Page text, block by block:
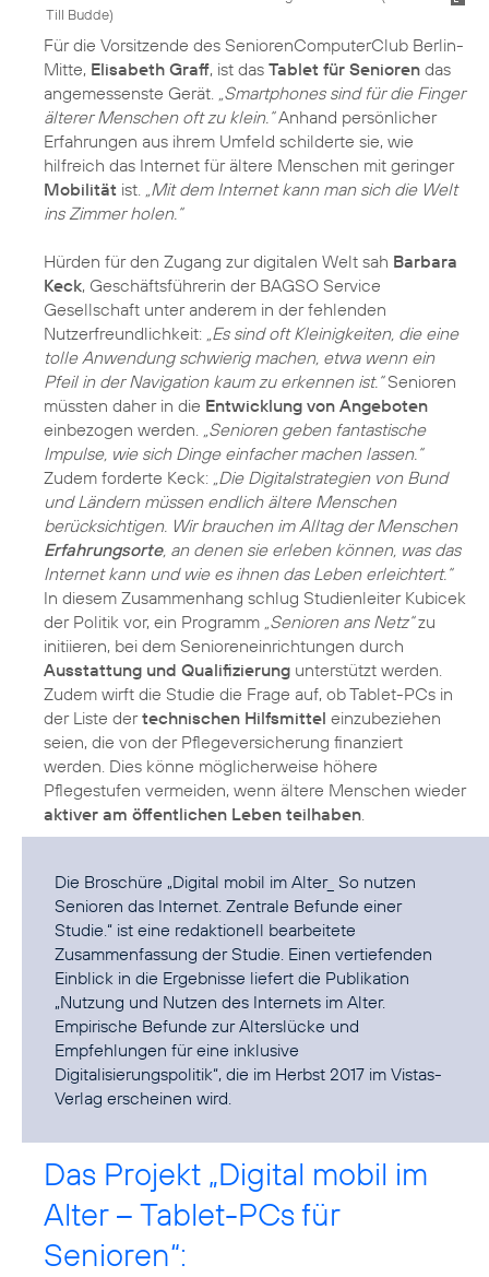
Till Budde)
Für die Vorsitzende des SeniorenComputerClub Berlin-
Mitte, Elisabeth Graff, ist das Tablet für Senioren das
angemessenste Gerät. „Smartphones sind für die Finger
älterer Menschen oft zu klein.“Anhand persönlicher
Erfahrungen aus ihrem Umfeld schilderte sie, wie
hilfreich das Internet für ältere Menschen mit geringer
Mobilität ist. „Mit dem Internet kann man sich die Welt
ins Zimmer holen.“
Hürden für den Zugang zur digitalen Welt sah Barbara
Keck, Geschäftsführerin der BAGSO Service
Gesellschaft unter anderem in der fehlenden
Nutzerfreundlichkeit: „Es sind oft Kleinigkeiten, die eine
tolle Anwendung schwierig machen, etwa wenn ein
Pfeil in der Navigation kaum zu erkennen ist.“Senioren
müssten daher in die Entwicklung von Angeboten
einbezogen werden. „Senioren geben fantastische
Impulse, wie sich Dinge einfacher machen lassen.“
Zudem forderte Keck: „Die Digitalstrategien von Bund
und Ländern müssen endlich ältere Menschen
berücksichtigen. Wir brauchen im Alltag der Menschen
Erfahrungsorte, an denen sie erleben können, was das
Internet kann und wie es ihnen das Leben erleichtert.“
In diesem Zusammenhang schlug Studienleiter Kubicek
der Politik vor, ein Programm „Senioren ans Netz“zu
initiieren, bei dem Senioreneinrichtungen durch
Ausstattung und Qualifizierung unterstützt werden.
Zudem wirft die Studie die Frage auf, ob Tablet-PCs in
der Liste dertechnischen Hilfsmittel einzubeziehen
seien, die von der Pflegeversicherung finanziert
werden. Dies könne möglicherweise höhere
Pflegestufen vermeiden, wenn ältere Menschen wieder
aktiver am öffentlichen Leben teilhaben.
Die Broschüre „Digital mobil im Alter_ So nutzen
Senioren das Internet. Zentrale Befunde einer
Studie.“ ist eine redaktionell bearbeitete
Zusammenfassung der Studie. Einen vertiefenden
Einblick in die Ergebnisse liefert die Publikation
„Nutzung und Nutzen des Internets im Alter.
Empirische Befunde zur Alterslücke und
Empfehlungen für eine inklusive
Digitalisierungspolitik“, die im Herbst 2017 im Vistas-
Verlag erscheinen wird.
Das Projekt „Digital mobil im
Alter – Tablet-PCs für
Senioren“: